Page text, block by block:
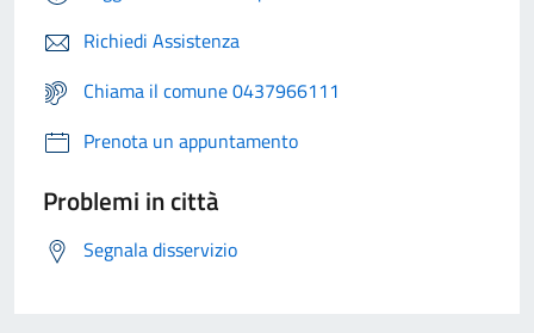
Richiedi Assistenza
Chiama il comune 0437966111
Prenota un appuntamento
Problemi in città
Segnala disservizio